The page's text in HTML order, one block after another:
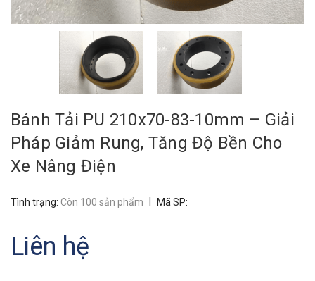
Bánh Tải PU 210x70-83-10mm – Giải
Pháp Giảm Rung, Tăng Độ Bền Cho
Xe Nâng Điện
Tình trạng: Còn 100 sản phẩm | Mã SP:
Liên hệ